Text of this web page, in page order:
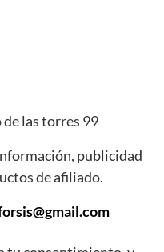
las torres 99
publicidad
de afiliado.